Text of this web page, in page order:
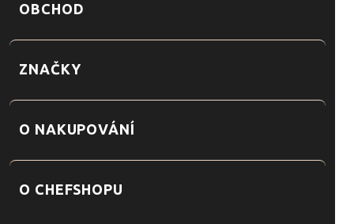
OBCHOD
ZNAČKY
O NAKUPOVÁNÍ
O CHEFSHOPU